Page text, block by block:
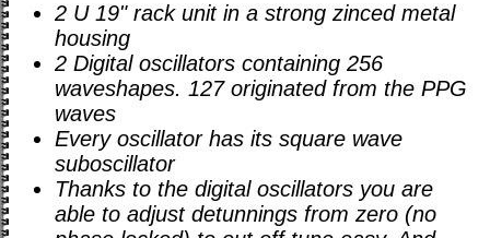
2 U 19" rack unit in a strong zinced metal
housing
2 Digital oscillators containing 256
waveshapes. 127 originated from the PPG
waves
Every oscillator has its square wave
suboscillator
Thanks to the digital oscillators you are
able to adjust detunnings from zero (no